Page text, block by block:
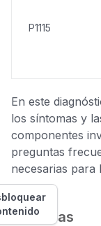
P1115
En este
los síntomas y
componentes
preguntas
necesarias para
Síntomas